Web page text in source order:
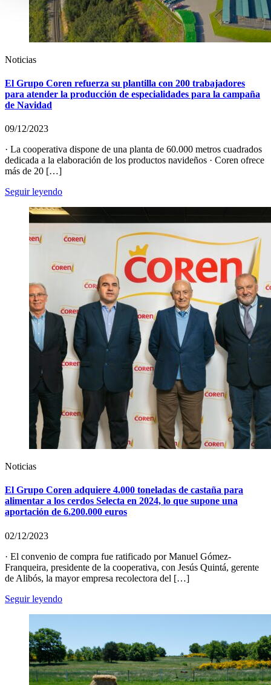
Noticias
El Grupo Coren refuerza su plantilla con 200 trabajadores
para atender la producción de especialidades para la campaña
de Navidad
09/12/2023
· La cooperativa dispone de una planta de 60.000 metros cuadrados
dedicada a la elaboración de los productos navideños · Coren ofrece
más de 20 […]
Seguir leyendo
Noticias
El Grupo Coren adquiere 4.000 toneladas de castaña para
alimentar a los cerdos Selecta en 2024, lo que supone una
aportación de 6.200.000 euros
02/12/2023
· El convenio de compra fue ratificado por Manuel Gómez-
Franqueira, presidente de la cooperativa, con Jesús Quintá, gerente
de Alibós, la mayor empresa recolectora del […]
Seguir leyendo